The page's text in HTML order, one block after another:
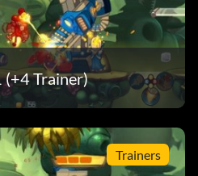
(+4 Trainer)
Trainers